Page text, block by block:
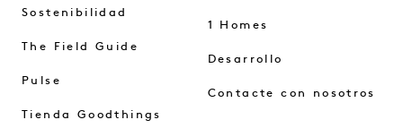
Sostenibilidad
The Field Guide
Pulse
Tienda Goodthings
1 Homes
Desarrollo
Contacte con nosotros